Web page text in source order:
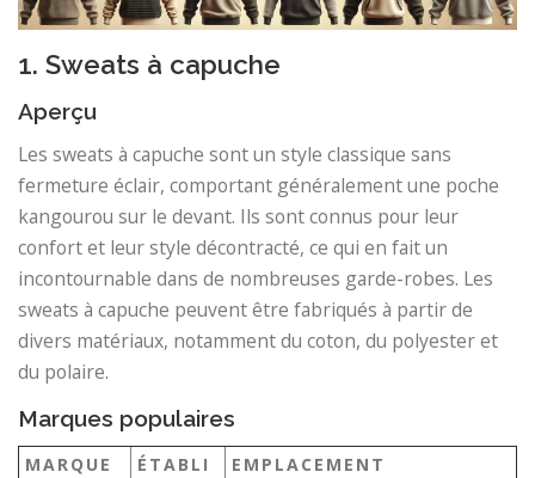
1. Sweats à capuche
Aperçu
Les sweats à capuche sont un style classique sans
fermeture éclair, comportant généralement une poche
kangourou sur le devant. Ils sont connus pour leur
confort et leur style décontracté, ce qui en fait un
incontournable dans de nombreuses garde-robes. Les
sweats à capuche peuvent être fabriqués à partir de
divers matériaux, notamment du coton, du polyester et
du polaire.
Marques populaires
MARQUE ÉTABLI EMPLACEMENT